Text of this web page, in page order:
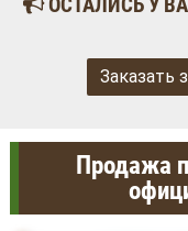
Заказать
Продажа